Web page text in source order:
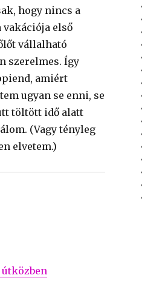
hogy nincs a
vakációja első
vállalható
szerelmes. Így
amiért
ugyan se enni, se
töltött idő alatt
(Vagy tényleg
elvetem.)
útközben